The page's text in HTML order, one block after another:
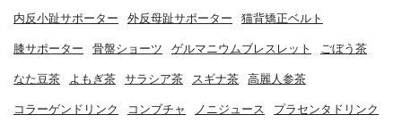
内反小趾サポーター 外反母趾サポーター 猫背矯正ベルト
膝サポーター 骨盤ショーツ ゲルマニウムブレスレット ごぼう茶
なた豆茶 よもぎ茶 サラシア茶 スギナ茶 高麗人参茶
コラーゲンドリンク コンブチャ ノニジュース プラセンタドリンク